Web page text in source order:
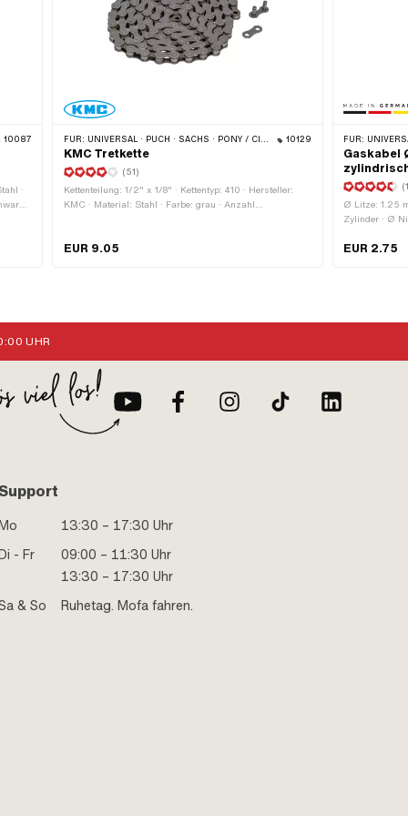
10087
·
·
FÜR: UNIVERSAL · PUCH · SACHS · PONY / CILO (BETA 521 & 512) · PIAGGIO · ZÜNDAPP BELMONDO · SOLEX · ALPA CHOPPER / TURBO · CILO 10129
KMC Tretkette
(51)
Kettenteilung: 1/2" x 1/8" · Kettentyp: 410 · Hersteller:
KMC · Material: Stahl · Farbe: grau · Anzahl
geölt
EUR 9.05
FÜR: UNIVERSAL · PUCH · SACHS ·
Gaskabel
Ø Litze: 1.25
Zylinder · Ø
Oberfläche:
EUR 2.75
UHR
13:30 – 17:30 Uhr
- Fr
09:00 – 11:30 Uhr
13:30 – 17:30 Uhr
& So
Ruhetag. Mofa fahren.